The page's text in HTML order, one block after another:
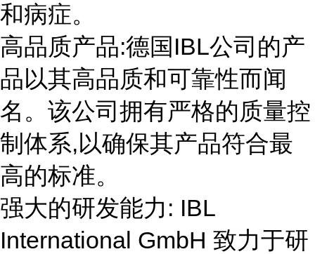
和病症。
高品质产品:德国IBL公司的产
品以其高品质和可靠性而闻
名。该公司拥有严格的质量控
制体系,以确保其产品符合最
高的标准。
强大的研发能力: IBL
International GmbH 致力于研